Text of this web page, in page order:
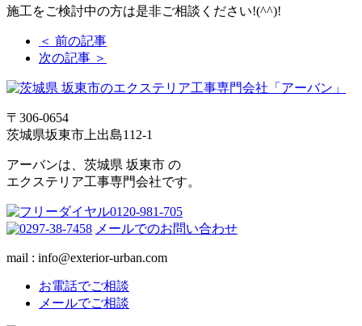
施工をご検討中の方は是非ご相談ください!(^^)!
＜ 前の記事
次の記事 ＞
〒306-0654
茨城県坂東市上出島112-1
アーバンは、茨城県 坂東市 の
エクステリア工事専門会社です。
メールでのお問い合わせ
mail : info@exterior-urban.com
お電話でご相談
メールでご相談